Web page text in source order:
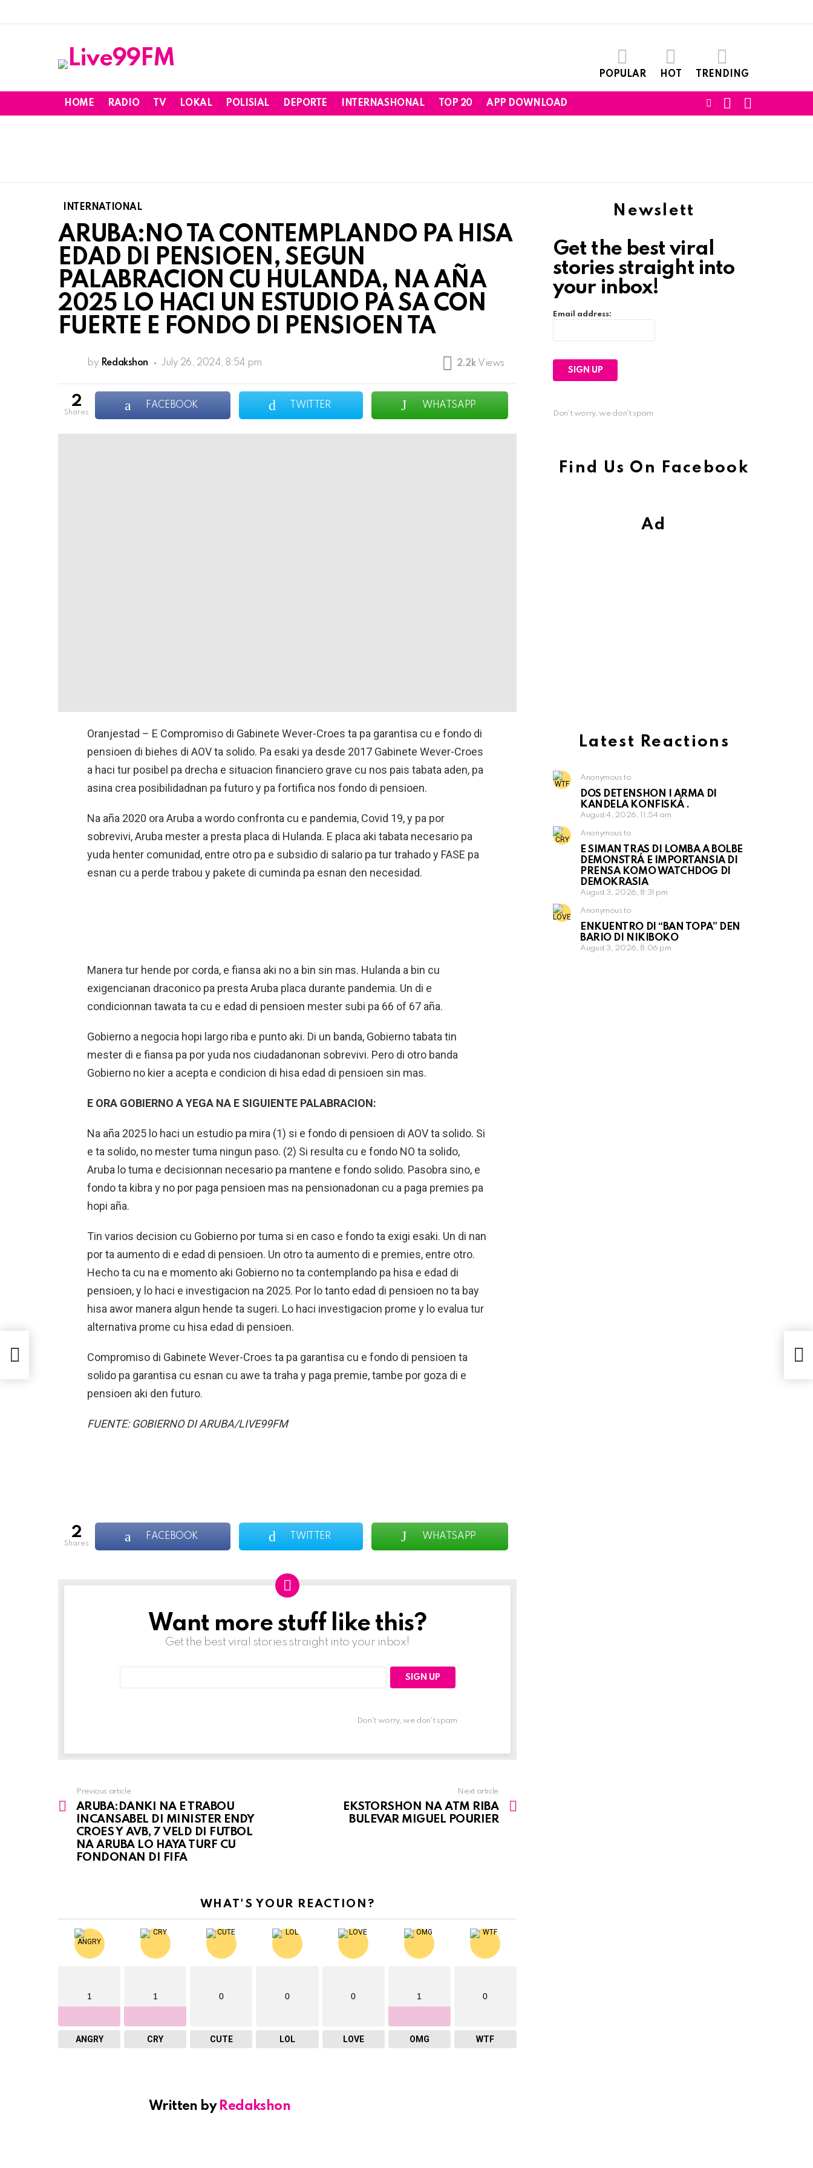
POPULAR HOT TRENDING
HOME RADIO TV LOKAL POLISIAL DEPORTE INTERNASHONAL TOP 20 APP DOWNLOAD
FOLLOWSEARCH
INTERNATIONAL
ARUBA:NO TA CONTEMPLANDO PA HISA
EDAD DI PENSIOEN, SEGUN
PALABRACION CU HULANDA, NA AÑA
2025 LO HACI UN ESTUDIO PA SA CON
FUERTE E FONDO DI PENSIOEN TA
by Redakshon July 26, 2024, 8:54 pm 2.2k Views
2
shares
FACEBOOK TWITTER WHATSAPP
Oranjestad – E Compromiso di Gabinete Wever-Croes ta pa garantisa cu e fondo di
pensioen di biehes di AOV ta solido. Pa esaki ya desde 2017 Gabinete Wever-Croes
a haci tur posibel pa drecha e situacion financiero grave cu nos pais tabata aden, pa
asina crea posibilidadnan pa futuro y pa fortifica nos fondo di pensioen.
Na aña 2020 ora Aruba a wordo confronta cu e pandemia, Covid 19, y pa por
sobrevivi, Aruba mester a presta placa di Hulanda. E placa aki tabata necesario pa
yuda henter comunidad, entre otro pa e subsidio di salario pa tur trahado y FASE pa
esnan cu a perde trabou y pakete di cuminda pa esnan den necesidad.
Manera tur hende por corda, e fiansa aki no a bin sin mas. Hulanda a bin cu
exigencianan draconico pa presta Aruba placa durante pandemia. Un di e
condicionnan tawata ta cu e edad di pensioen mester subi pa 66 of 67 aña.
Gobierno a negocia hopi largo riba e punto aki. Di un banda, Gobierno tabata tin
mester di e fiansa pa por yuda nos ciudadanonan sobrevivi. Pero di otro banda
Gobierno no kier a acepta e condicion di hisa edad di pensioen sin mas.
E ORA GOBIERNO A YEGA NA E SIGUIENTE PALABRACION:
Na aña 2025 lo haci un estudio pa mira (1) si e fondo di pensioen di AOV ta solido. Si
e ta solido, no mester tuma ningun paso. (2) Si resulta cu e fondo NO ta solido,
Aruba lo tuma e decisionnan necesario pa mantene e fondo solido. Pasobra sino, e
fondo ta kibra y no por paga pensioen mas na pensionadonan cu a paga premies pa
hopi aña.
Tin varios decision cu Gobierno por tuma si en caso e fondo ta exigi esaki. Un di nan
por ta aumento di e edad di pensioen. Un otro ta aumento di e premies, entre otro.
Hecho ta cu na e momento aki Gobierno no ta contemplando pa hisa e edad di
pensioen, y lo haci e investigacion na 2025. Por lo tanto edad di pensioen no ta bay
hisa awor manera algun hende ta sugeri. Lo haci investigacion prome y lo evalua tur
alternativa prome cu hisa edad di pensioen.
Compromiso di Gabinete Wever-Croes ta pa garantisa cu e fondo di pensioen ta
solido pa garantisa cu esnan cu awe ta traha y paga premie, tambe por goza di e
pensioen aki den futuro.
FUENTE: GOBIERNO DI ARUBA/LIVE99FM
2
shares
FACEBOOK TWITTER WHATSAPP
NEWSLETTERWant more stuff like this?
Get the best viral stories straight into your inbox!
Don't worry, we don't spam
See
more
Previous article
ARUBA:DANKI NA E TRABOU
INCANSABEL DI MINISTER ENDY
CROES Y AVB, 7 VELD DI FUTBOL
NA ARUBA LO HAYA TURF CU
FONDONAN DI FIFA
Next article
EKSTORSHON NA ATM RIBA
BULEVAR MIGUEL POURIER
WHAT'S YOUR REACTION?
1
ANGRY
1
CRY
0
CUTE
0
LOL
0
LOVE
1
OMG
0
WTF
Written by Redakshon
Newslett
Get the best viral
stories straight into
your inbox!
Email address:
Don't worry, we don't spam
Find Us On Facebook
Ad
Latest Reactions
Anonymous to
DOS DETENSHON I ARMA DI
KANDELA KONFISKÁ .
August 4, 2026, 11:54 am
Anonymous to
E SIMAN TRAS DI LOMBA A BOLBE
DEMONSTRÁ E IMPORTANSIA DI
PRENSA KOMO WATCHDOG DI
DEMOKRASIA
August 3, 2026, 8:31 pm
Anonymous to
ENKUENTRO DI “BAN TOPA” DEN
BARIO DI NIKIBOKO
August 3, 2026, 8:06 pm